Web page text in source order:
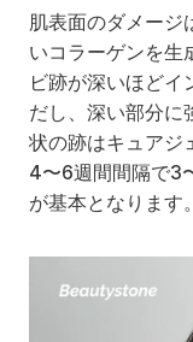
肌表面のダメージ
いコラーゲンを生
ビ跡が深いほどイ
だし、深い部分に
状の跡はキュアジ
4〜6週間間隔で3
が基本となります。